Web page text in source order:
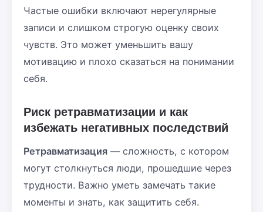
Частые ошибки включают нерегулярные
записи и слишком строгую оценку своих
чувств. Это может уменьшить вашу
мотивацию и плохо сказаться на понимании
себя.
Риск ретравматизации и как
избежать негативных последствий
Ретравматизация — сложность, с котором
могут столкнуться люди, прошедшие через
трудности. Важно уметь замечать такие
моменты и знать, как защитить себя.